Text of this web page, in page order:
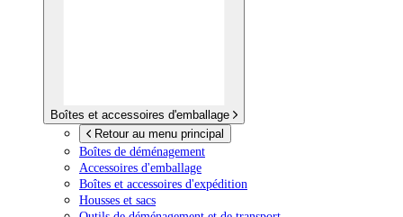
Boîtes et accessoires d'emballage
Retour au menu principal
Boîtes de déménagement
Accessoires d'emballage
Boîtes et accessoires d'expédition
Housses et sacs